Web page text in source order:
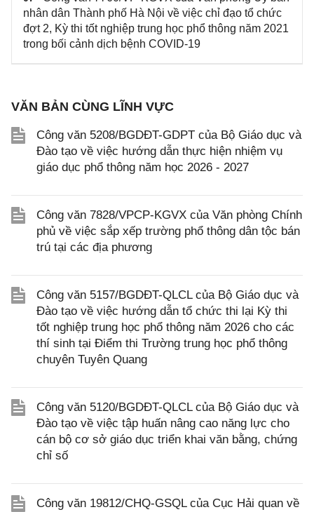
nhân dân Thành phố Hà Nội về việc chỉ đạo tổ chức
đợt 2, Kỳ thi tốt nghiệp trung học phổ thông năm 2021
trong bối cảnh dịch bệnh COVID-19
VĂN BẢN CÙNG LĨNH VỰC
Công văn 5208/BGDĐT-GDPT của Bộ Giáo dục và
Đào tạo về việc hướng dẫn thực hiện nhiệm vụ
giáo dục phổ thông năm học 2026 - 2027
Công văn 7828/VPCP-KGVX của Văn phòng Chính
phủ về việc sắp xếp trường phổ thông dân tộc bán
trú tại các địa phương
Công văn 5157/BGDĐT-QLCL của Bộ Giáo dục và
Đào tạo về việc hướng dẫn tổ chức thi lại Kỳ thi
tốt nghiệp trung học phổ thông năm 2026 cho các
thí sinh tại Điểm thi Trường trung học phổ thông
chuyên Tuyên Quang
Công văn 5120/BGDĐT-QLCL của Bộ Giáo dục và
Đào tạo về việc tập huấn nâng cao năng lực cho
cán bộ cơ sở giáo dục triển khai văn bằng, chứng
chỉ số
Công văn 19812/CHQ-GSQL của Cục Hải quan về